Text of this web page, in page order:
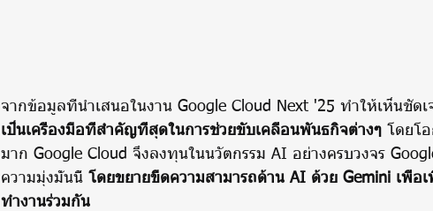
จากข้อมูลที่นำเสนอในงาน Google Cloud Next '25 ทำให้เห็นชัดเ
เป็นเครื่องมือที่สำคัญที่สุดในการช่วยขับเคลื่อนพันธกิจต่างๆ โดยโ
มาก Google Cloud จึงลงทุนในนวัตกรรม AI อย่างครบวงจร
ความมุ่งมั่นนี้ โดยขยายขีดความสามารถด้าน AI ด้วย Gemini เพื่อ
ทำงานร่วมกัน